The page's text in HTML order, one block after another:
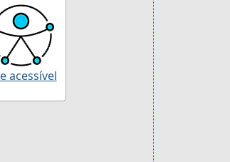
acessível